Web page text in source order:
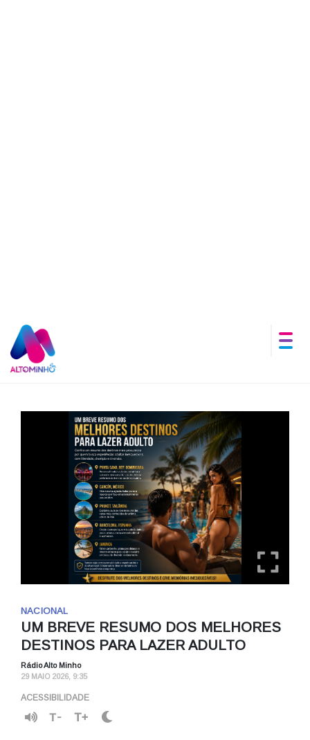
NACIONAL
UM BREVE RESUMO DOS MELHORES
DESTINOS PARA LAZER ADULTO
Rádio Alto Minho
29 MAIO 2026, 9:35
ACESSIBILIDADE
T- T+